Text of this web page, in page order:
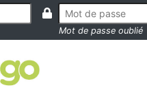
Mot de passe oublié